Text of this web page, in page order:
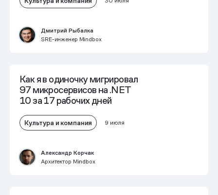
Дмитрий Рыбалка
SRE-инженер Mindbox
Как я в одиночку мигрировал
97 микросервисов на .NET
10 за 17 рабочих дней
Культура и компания 9 июля
Александр Корчак
Архитектор Mindbox